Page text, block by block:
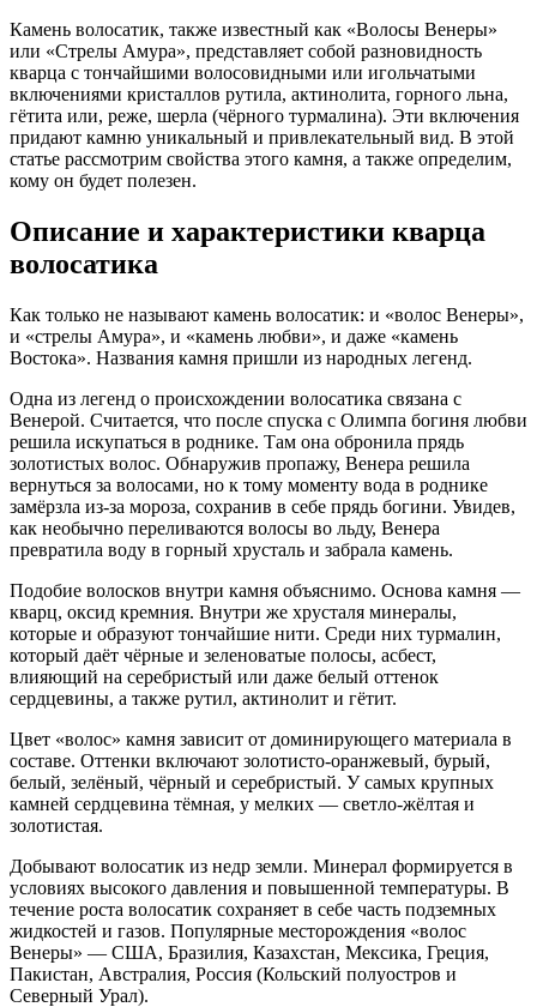
Камень волосатик, также известный как «Волосы Венеры»
или «Стрелы Амура», представляет собой разновидность
кварца с тончайшими волосовидными или игольчатыми
включениями кристаллов рутила, актинолита, горного льна,
гётита или, реже, шерла (чёрного турмалина). Эти включения
придают камню уникальный и привлекательный вид. В этой
статье рассмотрим свойства этого камня, а также определим,
кому он будет полезен.
Описание и характеристики кварца
волосатика
Как только не называют камень волосатик: и «волос Венеры»,
и «стрелы Амура», и «камень любви», и даже «камень
Востока». Названия камня пришли из народных легенд.
Одна из легенд о происхождении волосатика связана с
Венерой. Считается, что после спуска с Олимпа богиня любви
решила искупаться в роднике. Там она обронила прядь
золотистых волос. Обнаружив пропажу, Венера решила
вернуться за волосами, но к тому моменту вода в роднике
замёрзла из-за мороза, сохранив в себе прядь богини. Увидев,
как необычно переливаются волосы во льду, Венера
превратила воду в горный хрусталь и забрала камень.
Подобие волосков внутри камня объяснимо. Основа камня —
кварц, оксид кремния. Внутри же хрусталя минералы,
которые и образуют тончайшие нити. Среди них турмалин,
который даёт чёрные и зеленоватые полосы, асбест,
влияющий на серебристый или даже белый оттенок
сердцевины, а также рутил, актинолит и гётит.
Цвет «волос» камня зависит от доминирующего материала в
составе. Оттенки включают золотисто-оранжевый, бурый,
белый, зелёный, чёрный и серебристый. У самых крупных
камней сердцевина тёмная, у мелких — светло-жёлтая и
золотистая.
Добывают волосатик из недр земли. Минерал формируется в
условиях высокого давления и повышенной температуры. В
течение роста волосатик сохраняет в себе часть подземных
жидкостей и газов. Популярные месторождения «волос
Венеры» — США, Бразилия, Казахстан, Мексика, Греция,
Пакистан, Австралия, Россия (Кольский полуостров и
Северный Урал).